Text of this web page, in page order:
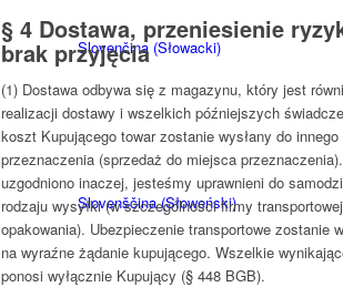
Slovenčina (Słowacki)
Slovenščina(Słoweński)
§ 4 Dostawa, przeniesienie
brak przyjęcia
(1) Dostawa odbywa się z magazynu, który jest
realizacji dostawy i wszelkich późniejszych
koszt Kupującego towar zostanie wysłany do
przeznaczenia (sprzedaż do miejsca
uzgodniono inaczej, jesteśmy uprawnieni do
rodzaju wysyłki (w szczególności firmy
opakowania). Ubezpieczenie transportowe zostanie
na wyraźne żądanie kupującego. Wszelkie
ponosi wyłącznie Kupujący (§ 448 BGB).